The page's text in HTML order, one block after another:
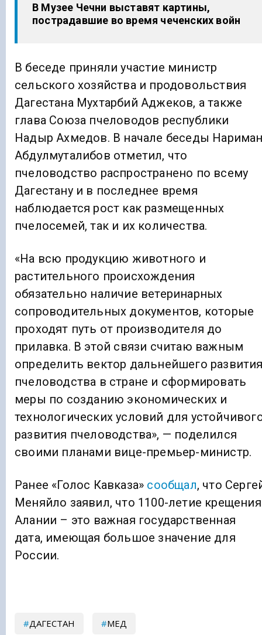
В Музее Чечни выставят картины,
пострадавшие во время чеченских войн
В беседе приняли участие министр
сельского хозяйства и продовольствия
Дагестана Мухтарбий Аджеков, а также
глава Союза пчеловодов республики
Надыр Ахмедов. В начале беседы
Абдулмуталибов отметил, что
пчеловодство распространено по всему
Дагестану и в последнее время
наблюдается рост как размещенных
пчелосемей, так и их количества.
«На всю продукцию животного и
растительного происхождения
обязательно наличие ветеринарных
сопроводительных документов, которые
проходят путь от производителя до
прилавка. В этой связи считаю важным
определить вектор дальнейшего
пчеловодства в стране и сформировать
меры по созданию экономических и
технологических условий для
развития пчеловодства», — поделился
своими планами вице-премьер-министр.
Ранее «Голос Кавказа» сообщал, что
Меняйло заявил, что 1100-летие крещения
Алании – это важная государственная
дата, имеющая большое значение для
России.
ДАГЕСТАН МЕД